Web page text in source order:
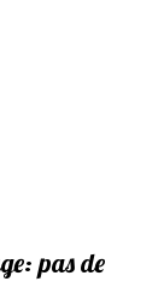
pas de